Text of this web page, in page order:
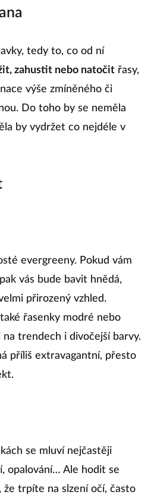
tedy to, co od ní
zahustit nebo natočit řasy,
výše zmíněného či
Do toho by se neměla
by vydržet co nejdéle v
evergreeny. Pokud vám
vás bude bavit hnědá,
přirozený vzhled.
řasenky modré nebo
na trendech i divočejší barvy.
příliš extravagantní, přesto
se mluví nejčastěji
opalování… Ale hodit se
že trpíte na slzení očí, často